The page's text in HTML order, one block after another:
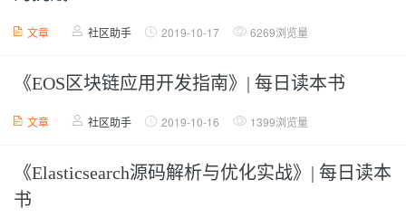
文章 社区助手 2019-10-17 6269浏览量
《EOS区块链应用开发指南》| 每日读本书
文章 社区助手 2019-10-16 1399浏览量
《Elasticsearch源码解析与优化实战》| 每日读本
书